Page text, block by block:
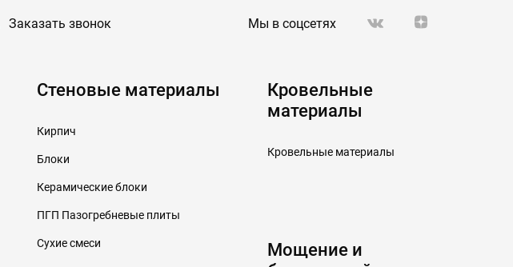
Заказать звонок Мы в соцсетях
Стеновые материалы
Кирпич
Блоки
Керамические блоки
ПГП Пазогребневые плиты
Сухие смеси
Кровельные
материалы
Кровельные материалы
Мощение и